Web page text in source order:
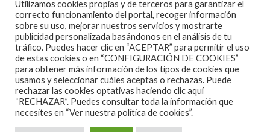
2007 COPYRIGHT -CODETIPITHEME
Utilizamos cookies propias y de terceros para garantizar el
correcto funcionamiento del portal, recoger información
sobre su uso, mejorar nuestros servicios y mostrarte
publicidad personalizada basándonos en el análisis de tu
tráfico. Puedes hacer clic en “ACEPTAR” para permitir el uso
de estas cookies o en “CONFIGURACIÓN DE COOKIES”
para obtener más información de los tipos de cookies que
usamos y seleccionar cuáles aceptas o rechazas. Puede
rechazar las cookies optativas haciendo clic aquí
“RECHAZAR”. Puedes consultar toda la información que
necesites en “Ver nuestra política de cookies”.